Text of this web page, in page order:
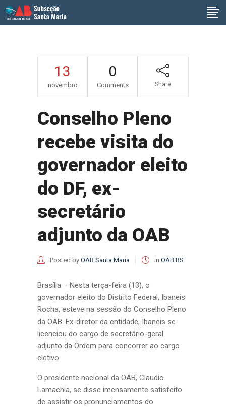
13
novembro
0
Comments Share
Conselho Pleno
recebe visita do
governador eleito
do DF, ex-
secretário
adjunto da OAB
Posted by OAB Santa Maria in OAB RS
Brasília – Nesta terça-feira (13), o
governador eleito do Distrito Federal, Ibaneis
Rocha, esteve na sessão do Conselho Pleno
da OAB. Ex-diretor da entidade, Ibaneis se
licenciou do cargo de secretário-geral
adjunto da Ordem para concorrer ao cargo
eletivo.
O presidente nacional da OAB, Claudio
Lamachia, se disse imensamente satisfeito
de assistir os pronunciamentos do